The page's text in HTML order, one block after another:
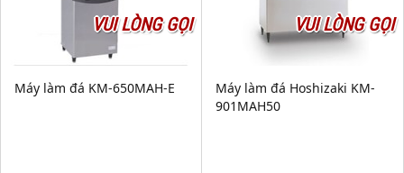
VUI LÒNG GỌI
Máy làm đá KM-650MAH-E
VUI LÒNG GỌI
Máy làm đá Hoshizaki KM-
901MAH50